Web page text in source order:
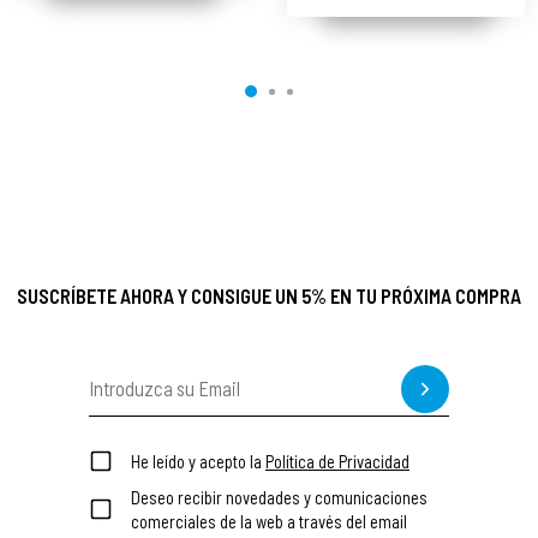
Sérum Iluminador
SUSCRÍBETE AHORA Y CONSIGUE UN 5% EN TU PRÓXIMA COMPRA
He leído y acepto la Política de Privacidad
Deseo recibir novedades y comunicaciones
comerciales de la web a través del email